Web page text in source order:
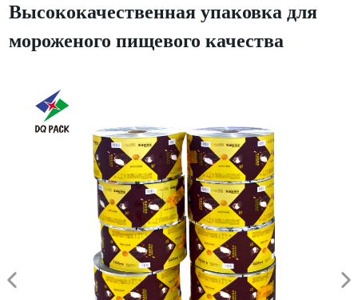
Высококачественная упаковка для
мороженого пищевого качества